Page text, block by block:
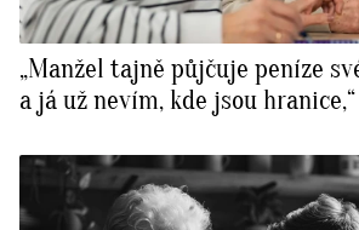
„Manžel tajně půjčuje peníze
a já už nevím, kde jsou